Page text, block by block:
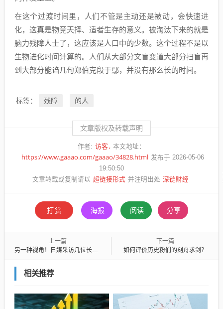
在这个过渡时间里，人们不管是主动还是被动，会快速进
化，这真是物竞天择、适者生存的意义。被淘汰下来的就是
脑力残障人士了，这应该是人口中的少数。这个过程不是以
生物进化时间计算的。人们从大部分文盲变道大部分扫盲再
到大部分能诌几句郑伯克段于鄢，并没有那么长的时间。
标签： 残障 的人
文章版权及转载声明
作者: 访客 本文地址：
https://www.gaaao.com/gaaao/34828.html 发布于 2026-05-06
19:50:50
文章转载或复制请以 超链接形式 并注明出处 深链财经
打赏 海报 阅读 分享
上一篇
另一种视角！日媒采访几位长期在中国工作的日本人的真实感受
下一篇
如何评价历史粉们的刻舟求剑？
相关推荐